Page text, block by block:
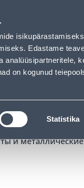
Edastame
analüüsipartneritele,
on kogunud
Statistika
частных клиентов
АРЕНДА
и